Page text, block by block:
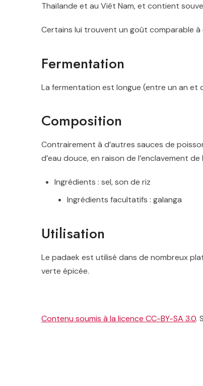
Thaïlande et au Viêt Nam, et contient
Certains lui trouvent un goût comparable à
Fermentation
La fermentation est longue (entre un an et
Composition
Contrairement à d’autres sauces de
d’eau douce, en raison de l’enclavement de
Ingrédients : sel, son de riz
Ingrédients facultatifs : galanga
Utilisation
Le padaek est utilisé dans de nombreux
verte épicée.
Contenu soumis à la licence CC-BY-SA 3.0.